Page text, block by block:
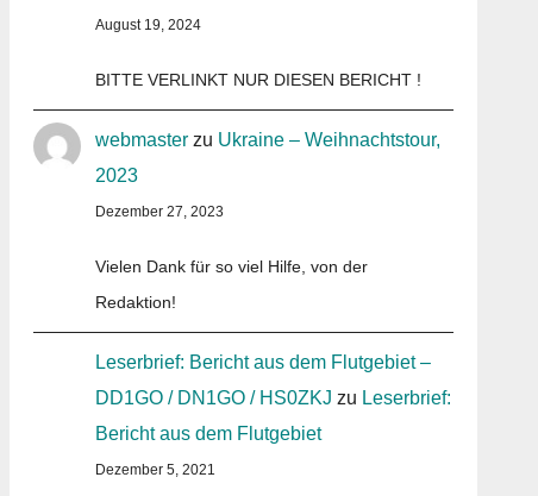
August 19, 2024
BITTE VERLINKT NUR DIESEN BERICHT !
webmaster zu Ukraine – Weihnachtstour,
2023
Dezember 27, 2023
Vielen Dank für so viel Hilfe, von der
Redaktion!
Leserbrief: Bericht aus dem Flutgebiet –
DD1GO / DN1GO / HS0ZKJ zu Leserbrief:
Bericht aus dem Flutgebiet
Dezember 5, 2021